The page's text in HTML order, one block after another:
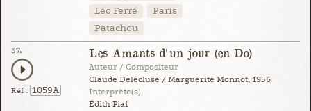
Léo Ferré
Paris
Patachou
37.
Réf : 1059A
Les Amants d'un jour (en Do)
Auteur / Compositeur
Claude Delecluse / Marguerite Monnot, 1956
Interprète(s)
Édith Piaf